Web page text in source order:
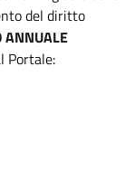
del diritto
Portale: